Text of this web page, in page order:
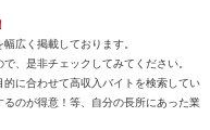
広く掲載しております。
、是非チェックしてみてください。
に合わせて高収入バイトを検索してい
のが得意！等、自分の長所にあった業